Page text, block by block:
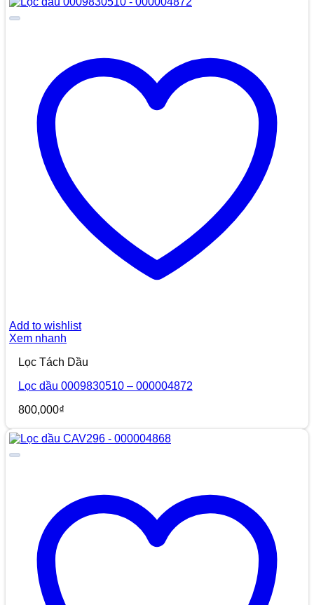
Add to wishlist
Xem nhanh
Lọc Tách Dầu
Lọc dầu 0009830510 – 000004872
800,000₫